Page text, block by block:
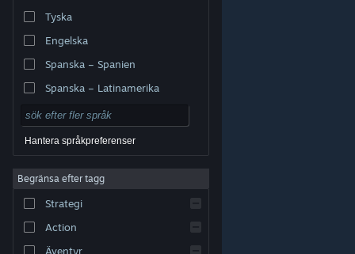
varumärken tillhör respektive ägare i USA och andra
Tillgänglighet
Återbetalningar|
Tyska
Engelska
Spanska – Spanien
Spanska – Latinamerika
Hantera språkpreferenser
Begränsa efter tagg
Strategi
Action
Äventyr